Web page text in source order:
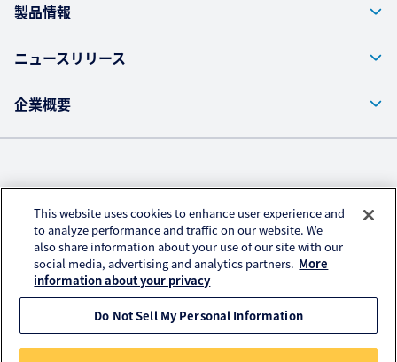
製品情報
ニュースリリース
企業概要
株式会社クラレ ウェブサイト
プライバシーポリシー
アクセスデータの取扱い
ご利用にあたって
© KURARAY CO., LTD. All RIGHTS RESERVED.
This website uses cookies to enhance user experience and
to analyze performance and traffic on our website. We
also share information about your use of our site with our
social media, advertising and analytics partners. More
information about your privacy
Do Not Sell My Personal Information